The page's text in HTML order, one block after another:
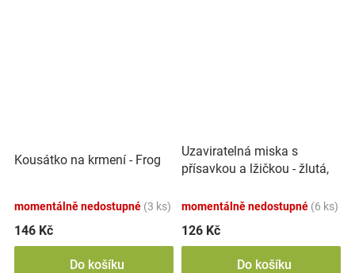
Kousátko na krmení - Frog
momentálně nedostupné (3 ks)
146 Kč
Do košíku
Uzaviratelná miska s
přísavkou a lžičkou - žlutá,
momentálně nedostupné (6 ks)
126 Kč
Do košíku